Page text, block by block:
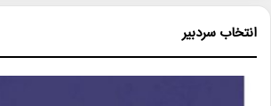
انتخاب سردبیر